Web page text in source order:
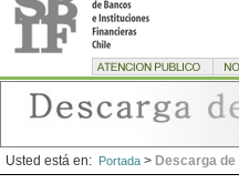
Usted está en: Portada > Descarga